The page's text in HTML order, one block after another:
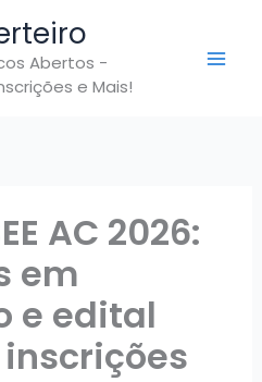
Abertos -
e Mais!
AC 2026:
em
e edital